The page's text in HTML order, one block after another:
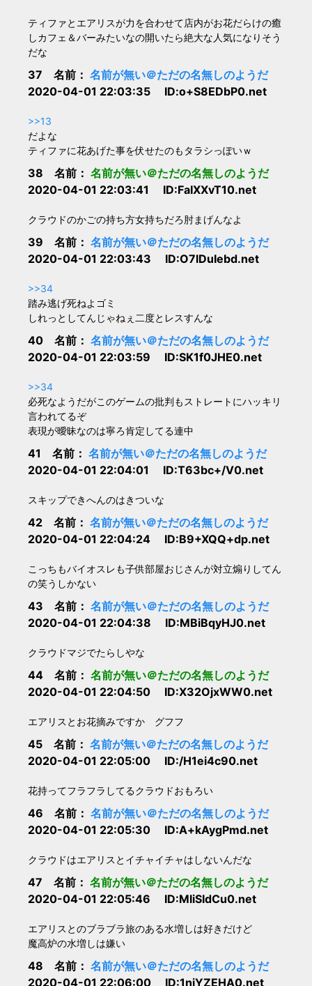
ティファとエアリスが力を合わせて店内がお花だらけの癒
しカフェ＆バーみたいなの開いたら絶大な人気になりそう
だな
37 名前： 名前が無い＠ただの名無しのようだ
2020-04-01 22:03:35 ID:o+S8EDbP0.net
>>13
だよな
ティファに花あげた事を伏せたのもタラシっぽいｗ
38 名前： 名前が無い＠ただの名無しのようだ
2020-04-01 22:03:41 ID:FaIXXvT10.net
クラウドのかごの持ち方女持ちだろ肘まげんなよ
39 名前： 名前が無い＠ただの名無しのようだ
2020-04-01 22:03:43 ID:O7lDuIebd.net
>>34
踏み逃げ死ねよゴミ
しれっとしてんじゃねぇ二度とレスすんな
40 名前： 名前が無い＠ただの名無しのようだ
2020-04-01 22:03:59 ID:SK1f0JHE0.net
>>34
必死なようだがこのゲームの批判もストレートにハッキリ
言われてるぞ
表現が曖昧なのは寧ろ肯定してる連中
41 名前： 名前が無い＠ただの名無しのようだ
2020-04-01 22:04:01 ID:T63bc+/V0.net
スキップできへんのはきついな
42 名前： 名前が無い＠ただの名無しのようだ
2020-04-01 22:04:24 ID:B9+XQQ+dp.net
こっちもバイオスレも子供部屋おじさんが対立煽りしてん
の笑うしかない
43 名前： 名前が無い＠ただの名無しのようだ
2020-04-01 22:04:38 ID:MBiBqyHJ0.net
クラウドマジでたらしやな
44 名前： 名前が無い＠ただの名無しのようだ
2020-04-01 22:04:50 ID:X32OjxWW0.net
エアリスとお花摘みですか グフフ
45 名前： 名前が無い＠ただの名無しのようだ
2020-04-01 22:05:00 ID:/H1ei4c90.net
花持ってフラフラしてるクラウドおもろい
46 名前： 名前が無い＠ただの名無しのようだ
2020-04-01 22:05:30 ID:A+kAygPmd.net
クラウドはエアリスとイチャイチャはしないんだな
47 名前： 名前が無い＠ただの名無しのようだ
2020-04-01 22:05:46 ID:MliSIdCu0.net
エアリスとのブラブラ旅のある水増しは好きだけど
魔高炉の水増しは嫌い
48 名前： 名前が無い＠ただの名無しのようだ
2020-04-01 22:06:00 ID:1njYZEHA0.net